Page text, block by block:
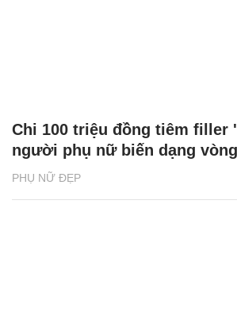
PHỤ NỮ ĐẸP
Chi 100 triệu đồng tiêm filler
người phụ nữ biến dạng